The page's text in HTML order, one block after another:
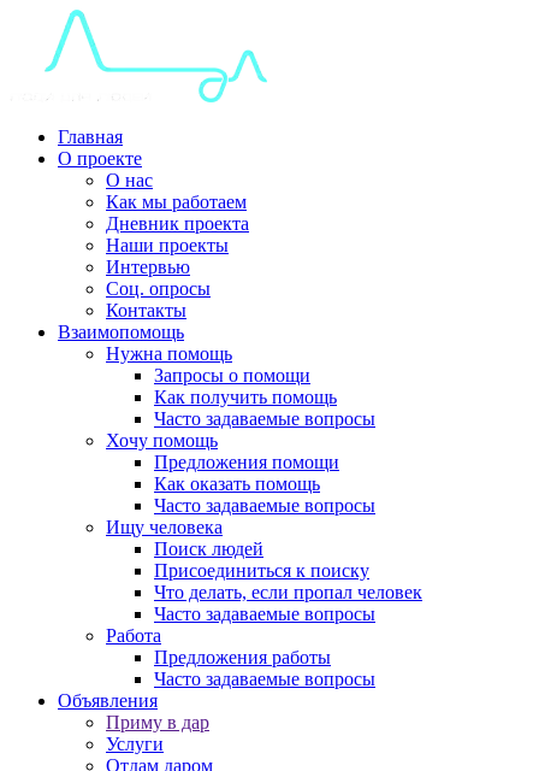
Главная
О проекте
О нас
Как мы работаем
Дневник проекта
Наши проекты
Интервью
Соц. опросы
Контакты
Взаимопомощь
Нужна помощь
Запросы о помощи
Как получить помощь
Часто задаваемые вопросы
Хочу помощь
Предложения помощи
Как оказать помощь
Часто задаваемые вопросы
Ищу человека
Поиск людей
Присоединиться к поиску
Что делать, если пропал человек
Часто задаваемые вопросы
Работа
Предложения работы
Часто задаваемые вопросы
Объявления
Приму в дар
Услуги
Отдам даром